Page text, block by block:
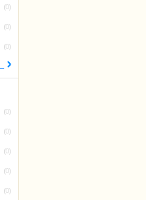
(0)
(0)
(0)
(0)
(0)
(0)
(0)
(0)